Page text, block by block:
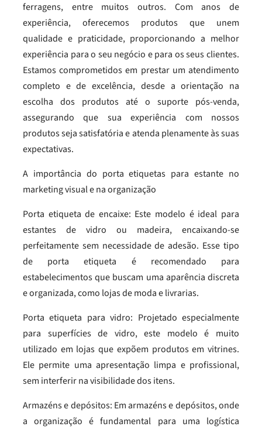
ferragens, entre muitos outros. Com anos de
experiência, oferecemos produtos que unem
qualidade e praticidade, proporcionando a melhor
experiência para o seu negócio e para os seus clientes.
Estamos comprometidos em prestar um atendimento
completo e de excelência, desde a orientação na
escolha dos produtos até o suporte pós-venda,
assegurando que sua experiência com nossos
produtos seja satisfatória e atenda plenamente às suas
expectativas.
A importância do porta etiquetas para estante no
marketing visual e na organização
Porta etiqueta de encaixe: Este modelo é ideal para
estantes de vidro ou madeira, encaixando-se
perfeitamente sem necessidade de adesão. Esse tipo
de porta etiqueta é recomendado para
estabelecimentos que buscam uma aparência discreta
e organizada, como lojas de moda e livrarias.
Porta etiqueta para vidro: Projetado especialmente
para superfícies de vidro, este modelo é muito
utilizado em lojas que expõem produtos em vitrines.
Ele permite uma apresentação limpa e profissional,
sem interferir na visibilidade dos itens.
Armazéns e depósitos: Em armazéns e depósitos, onde
a organização é fundamental para uma logística